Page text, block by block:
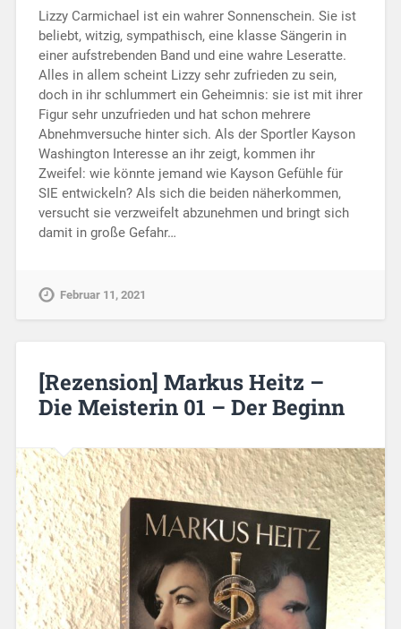
Lizzy Carmichael ist ein wahrer Sonnenschein. Sie ist
beliebt, witzig, sympathisch, eine klasse Sängerin in
einer aufstrebenden Band und eine wahre Leseratte.
Alles in allem scheint Lizzy sehr zufrieden zu sein,
doch in ihr schlummert ein Geheimnis: sie ist mit ihrer
Figur sehr unzufrieden und hat schon mehrere
Abnehmversuche hinter sich. Als der Sportler Kayson
Washington Interesse an ihr zeigt, kommen ihr
Zweifel: wie könnte jemand wie Kayson Gefühle für
SIE entwickeln? Als sich die beiden näherkommen,
versucht sie verzweifelt abzunehmen und bringt sich
damit in große Gefahr…
Februar 11, 2021
[Rezension] Markus Heitz –
Die Meisterin 01 – Der Beginn